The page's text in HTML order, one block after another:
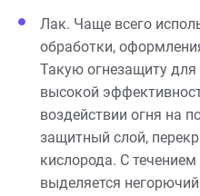
Лак. Чаще всего
обработки,
Такую огнезащиту для
высокой
воздействии огня на
защитный слой,
кислорода. С
выделяется